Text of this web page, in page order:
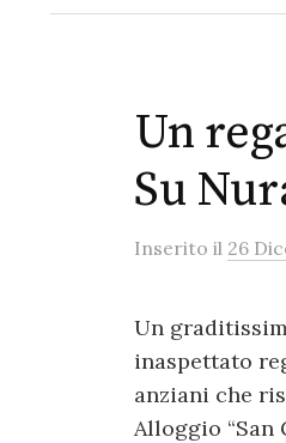
Un
Su
Inserito il 26
Un
inaspettato
anziani che
Alloggio “San